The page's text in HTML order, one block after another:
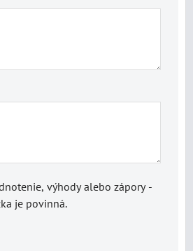
výhody alebo zápory -
je povinná.